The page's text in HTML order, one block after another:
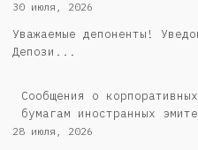
30 июля, 2026
Уважаемые депоненты!
Депози...
Сообщения о
бумагам иностранных
28 июля, 2026